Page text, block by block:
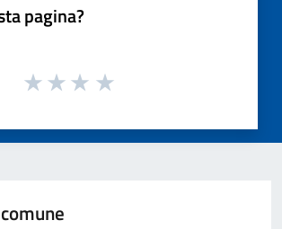
pagina?